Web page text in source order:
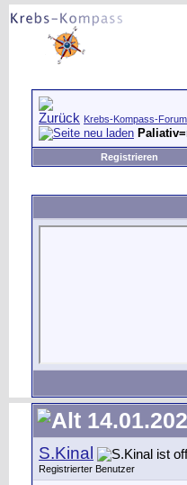
Krebs-Kompass-
Registrieren
S.Kinal
Registrierter Benutzer